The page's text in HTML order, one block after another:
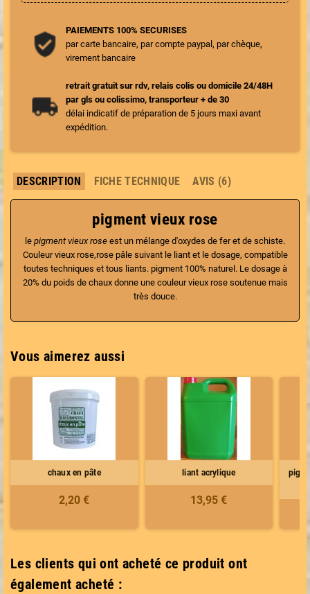
PAIEMENTS 100% SECURISES
par carte bancaire, par compte paypal, par chèque,
virement bancaire
retrait gratuit sur rdv, relais colis ou domicile 24/48H
par gls ou colissimo, transporteur + de 30
délai indicatif de préparation de 5 jours maxi avant
expédition.
DESCRIPTION FICHE TECHNIQUE AVIS (6)
pigment vieux rose
le pigment vieux rose est un mélange d'oxydes de fer et de schiste.
Couleur vieux rose,rose pâle suivant le liant et le dosage, compatible
toutes techniques et tous liants. pigment 100% naturel. Le dosage à
20% du poids de chaux donne une couleur vieux rose soutenue mais
très douce.
Vous aimerez aussi
chaux en pâte
2,20 €
liant acrylique
13,95 €
Les clients qui ont acheté ce produit ont
également acheté :